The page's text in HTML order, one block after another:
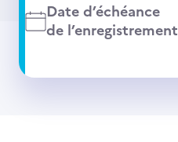
Date d’échéance
de l’enregistrement